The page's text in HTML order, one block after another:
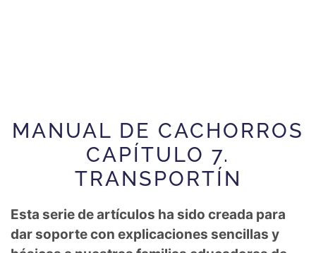
MANUAL DE CACHORROS
CAPÍTULO 7.
TRANSPORTÍN
Esta serie de artículos ha sido creada para
dar soporte con explicaciones sencillas y